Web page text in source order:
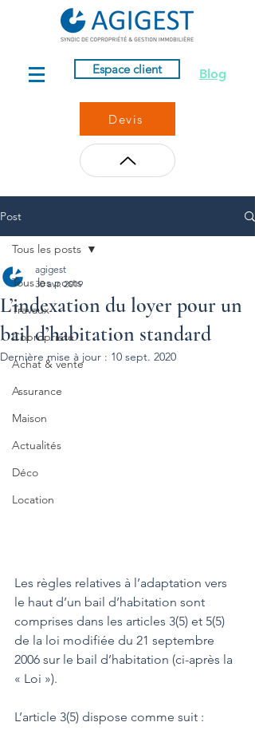
Espace client Blog
Devis
Post
Tous les posts
Travaux
Copropriété
Achat & vente
Assurance
Maison
Actualités
Déco
Location
Tous les posts
L’indexation du loyer pour un
bail d’habitation standard
agigest
30 avr. 2019
Dernière mise à jour : 10 sept. 2020
Les règles relatives à l’adaptation vers
le haut d’un bail d’habitation sont
comprises dans les articles 3(5) et 5(5)
de la loi modifiée du 21 septembre
2006 sur le bail d’habitation (ci-après la
« Loi »).
L’article 3(5) dispose comme suit :